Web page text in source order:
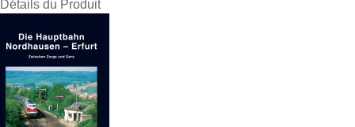
Détails du Produit